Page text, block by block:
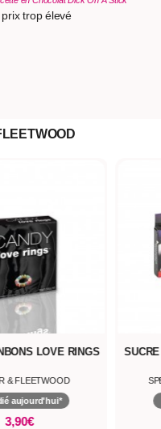
trop élevé
LOVE RINGS
& FLEETWOOD
aujourd'hui*
3,90€